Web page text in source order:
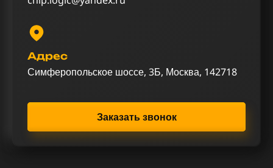
Адрес
Симферопольское шоссе, 3Б, Москва, 142718
Заказать звонок